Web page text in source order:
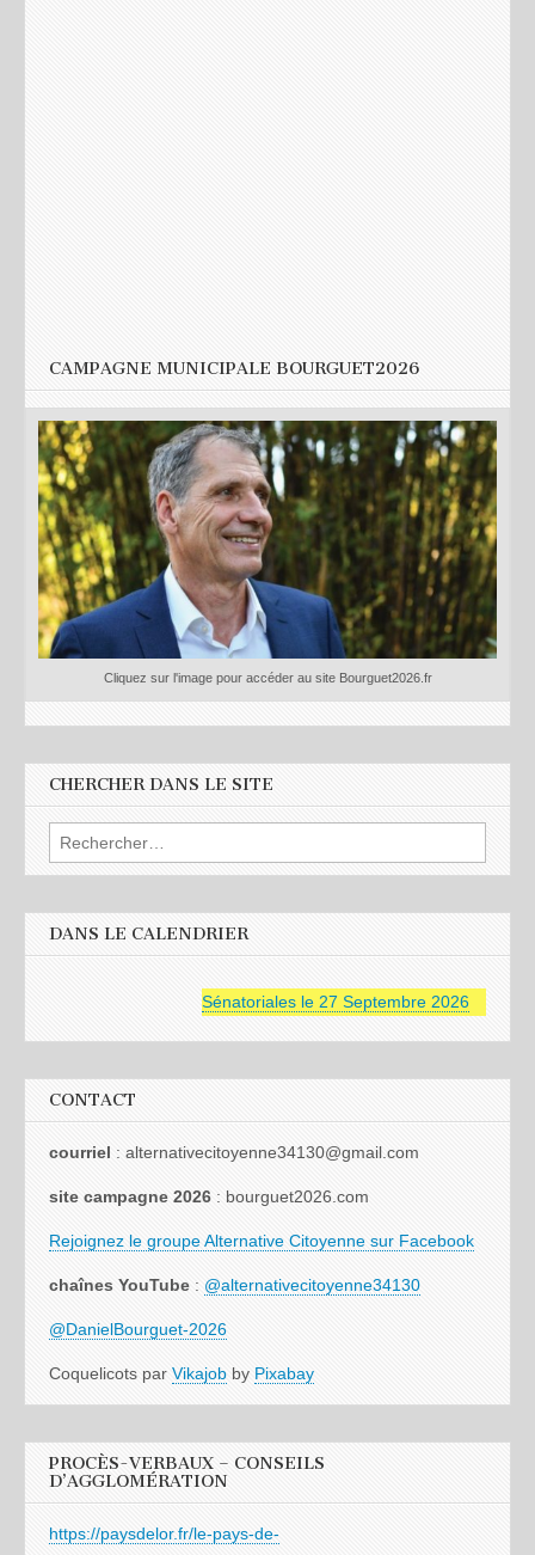
CAMPAGNE MUNICIPALE BOURGUET2026
Cliquez sur l'image pour accéder au site Bourguet2026.fr
CHERCHER DANS LE SITE
Rechercher :
DANS LE CALENDRIER
Sénatoriales le 27 Septembre 2026
CONTACT
courriel : alternativecitoyenne34130@gmail.com
site campagne 2026 : bourguet2026.com
Rejoignez le groupe Alternative Citoyenne sur Facebook
chaînes YouTube : @alternativecitoyenne34130
@DanielBourguet-2026
Coquelicots par Vikajob by Pixabay
PROCÈS-VERBAUX – CONSEILS
D’AGGLOMÉRATION
https://paysdelor.fr/le-pays-de-